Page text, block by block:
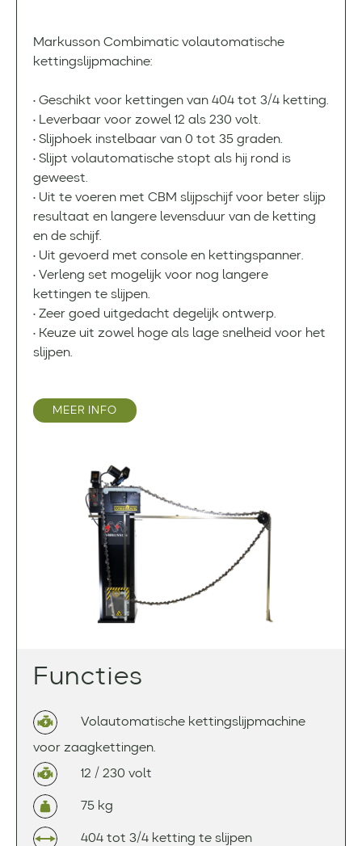
Markusson Combimatic volautomatische
kettingslijpmachine:
• Geschikt voor kettingen van 404 tot 3/4 ketting.
• Leverbaar voor zowel 12 als 230 volt.
• Slijphoek instelbaar van 0 tot 35 graden.
• Slijpt volautomatische stopt als hij rond is
geweest.
• Uit te voeren met CBM slijpschijf voor beter slijp
resultaat en langere levensduur van de ketting
en de schijf.
• Uit gevoerd met console en kettingspanner.
• Verleng set mogelijk voor nog langere
kettingen te slijpen.
• Zeer goed uitgedacht degelijk ontwerp.
• Keuze uit zowel hoge als lage snelheid voor het
slijpen.
MEER INFO
Functies
Volautomatische kettingslijpmachine
voor zaagkettingen.
12 / 230 volt
75 kg
404 tot 3/4 ketting te slijpen